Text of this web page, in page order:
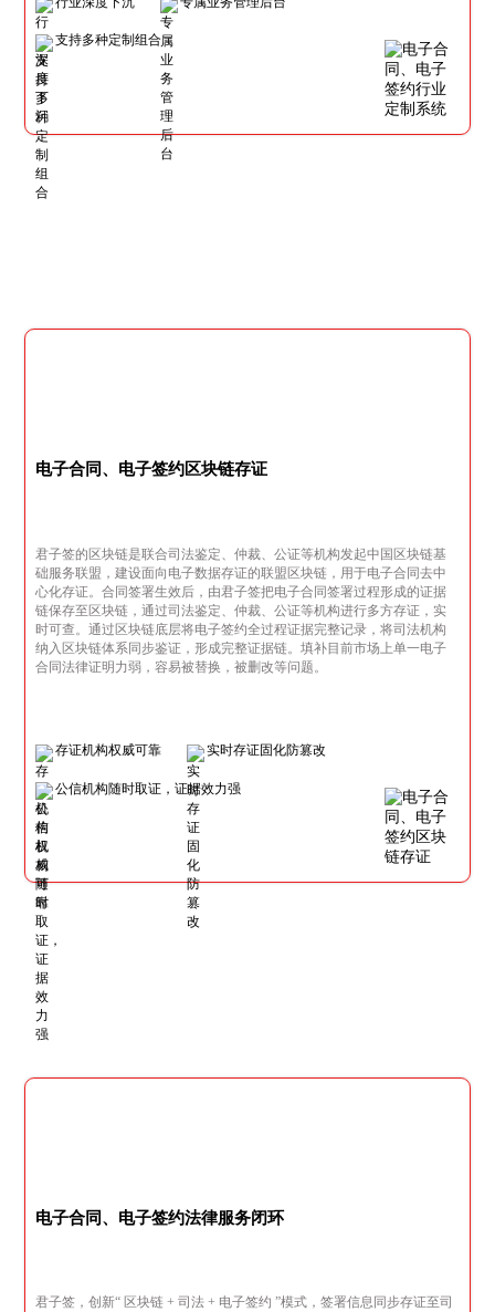
支持多种定制组合
电子合同、电子签约区块链存证
君子签的区块链是联合司法鉴定、仲裁、公证等机构发起中国区块链基
础服务联盟，建设面向电子数据存证的联盟区块链，用于电子合同去中
心化存证。合同签署生效后，由君子签把电子合同签署过程形成的证据
链保存至区块链，通过司法鉴定、仲裁、公证等机构进行多方存证，实
时可查。通过区块链底层将电子签约全过程证据完整记录，将司法机构
纳入区块链体系同步鉴证，形成完整证据链。填补目前市场上单一电子
合同法律证明力弱，容易被替换，被删改等问题。
存证机构权威可靠 实时存证固化防篡改
公信机构随时取证，证据效力强
电子合同、电子签约法律服务闭环
君子签，创新“ 区块链 + 司法 + 电子签约 ”模式，签署信息同步存证至司